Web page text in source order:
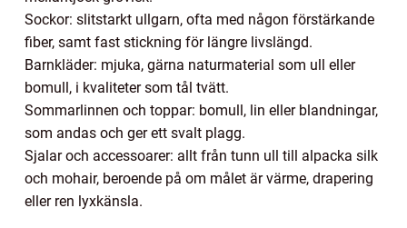
Sockor: slitstarkt ullgarn, ofta med någon förstärkande
fiber, samt fast stickning för längre livslängd.
Barnkläder: mjuka, gärna naturmaterial som ull eller
bomull, i kvaliteter som tål tvätt.
Sommarlinnen och toppar: bomull, lin eller blandningar,
som andas och ger ett svalt plagg.
Sjalar och accessoarer: allt från tunn ull till alpacka silk
och mohair, beroende på om målet är värme, drapering
eller ren lyxkänsla.